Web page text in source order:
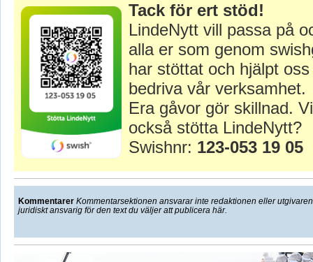
Tack för ert stöd!
LindeNytt vill passa på
alla er som genom
har stöttat och hjälpt
bedriva vår verksamhet.
Era gåvor gör skillnad.
också stötta LindeNytt?
Swishnr: 123-053 19 05
Kommentarer Kommentarsektionen ansvarar inte redaktionen eller
juridiskt ansvarig för den text du väljer att publicera här.